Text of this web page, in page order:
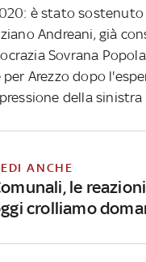
è stato sostenuto
Andreani, già
Sovrana
Arezzo dopo
della
ANCHE
le
crolliamo